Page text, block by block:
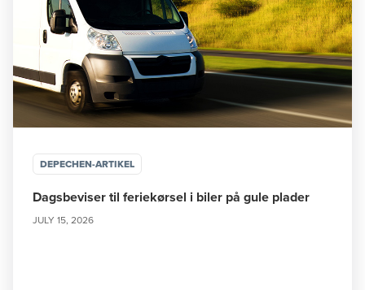
DEPECHEN-ARTIKEL
Dagsbeviser til feriekørsel i biler på gule plader
JULY 15, 2026